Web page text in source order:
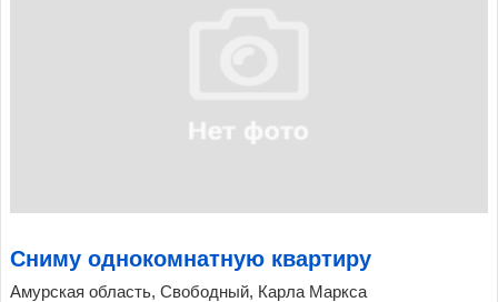
Сниму однокомнатную квартиру
Амурская область, Свободный, Карла Маркса